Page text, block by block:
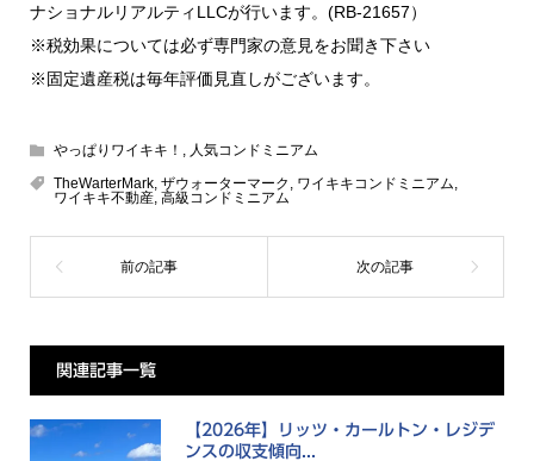
ナショナルリアルティLLCが行います。(RB-21657）
※税効果については必ず専門家の意見をお聞き下さい
※固定遺産税は毎年評価見直しがございます。
やっぱりワイキキ！ , 人気コンドミニアム
TheWarterMark, ザウォーターマーク , ワイキキコンドミニアム,
ワイキキ不動産, 高級コンドミニアム
関連記事一覧
【2026年】リッツ・カールトン・レジデ
ンスの収支傾向...